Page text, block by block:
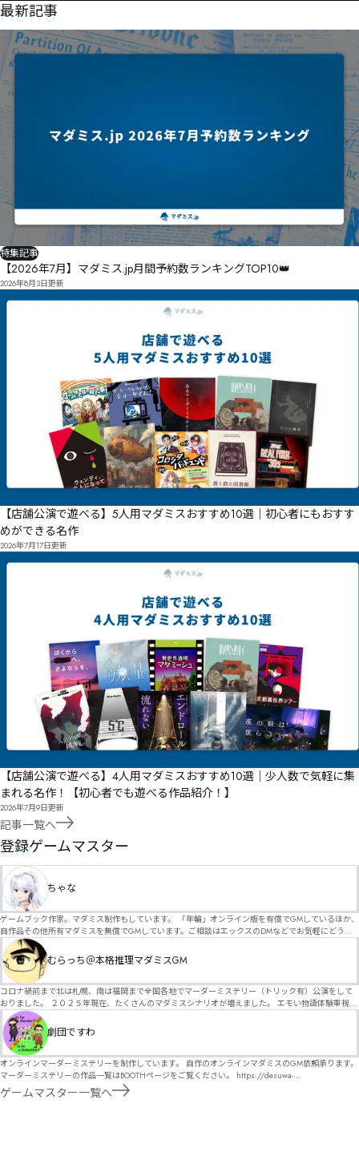
NEWS
最新記事
特集記事
【2026年7月】マダミス.jp月間予約数ランキングTOP10👑
2026年8月3日更新
【店舗公演で遊べる】5人用マダミスおすすめ10選｜初心者にもおすす
めができる名作
2026年7月17日更新
【店舗公演で遊べる】4人用マダミスおすすめ10選｜少人数で気軽に集
まれる名作！【初心者でも遊べる作品紹介！】
2026年7月9日更新
記事一覧へ
GM
登録ゲームマスター
ちゃな
ゲームブック作家。マダミス制作もしています。 「年輪」オンライン版を有償でGMしているほか、
自作品その他所有マダミスを無償でGMしています。ご相談はエックスのDMなどでお気軽にどう
ぞ。
むらっち＠本格推理マダミスGM
コロナ禍前まで北は札幌、南は福岡まで全国各地でマーダーミステリー（トリック有）公演をして
おりました。 ２０２５年現在、たくさんのマダミスシナリオが増えました。 エモい物語体験重視の
シナリオがマダミス・マーダーミステリーというジャンル名でたくさんあるため、そのようなシナ
リオは簡単に遊べます。 しかし、２～３時間ずっと考え＆議論して、見たことないトリックが解け
る閃きや犯人として逃げ切る楽しみのある本格推理マーダーミステリーを見つけることが難しくな
劇団ですわ
オンラインマーダーミステリーを制作しています。 自作のオンラインマダミスのGM依頼承ります。
マーダーミステリーの作品一覧はBOOTHページをご覧ください。 https://desuwa-
madamisu.booth.pm/ 以下注意事項をご一読、同意の上で、予約フォームからご連絡ください。
■GM依頼の注意事項■ ①依頼をする作品のＢＯＯＴＨの概要を確認した上で、依頼してくださ
ゲームマスター一覧へ